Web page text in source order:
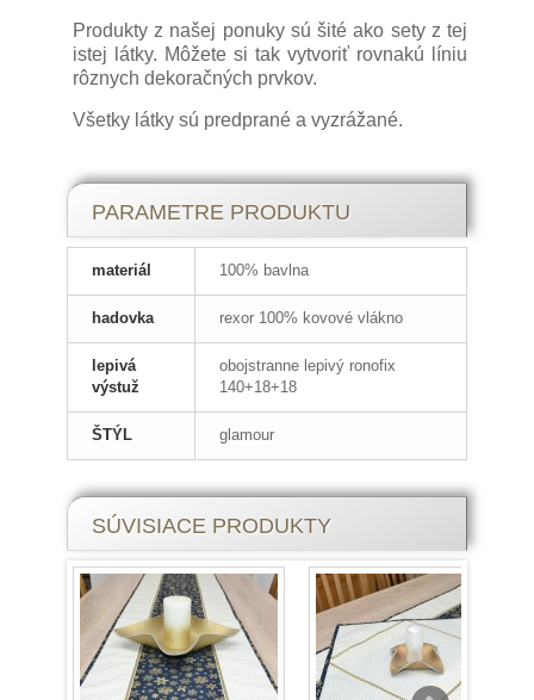
Produkty z našej ponuky sú šité ako sety z tej
istej látky. Môžete si tak vytvoriť rovnakú líniu
rôznych dekoračných prvkov.
Všetky látky sú predprané a vyzrážané.
PARAMETRE PRODUKTU
materiál 100% bavlna
hadovka rexor 100% kovové vlákno
lepivá
výstuž
obojstranne lepivý ronofix
140+18+18
ŠTÝL glamour
SÚVISIACE PRODUKTY